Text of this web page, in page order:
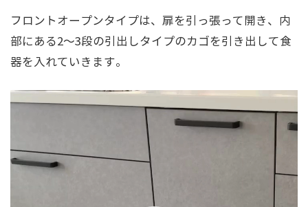
フロントオープンタイプは、扉を引っ張って開き、内
部にある2～3段の引出しタイプのカゴを引き出して食
器を入れていきます。
動
レ